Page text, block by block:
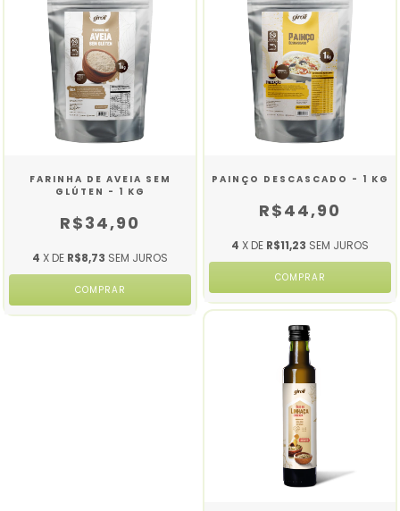
FARINHA DE AVEIA SEM
GLÚTEN - 1 KG
R$34,90
4 X DE R$8,73 SEM JUROS
PAINÇO DESCASCADO - 1 KG
R$44,90
4 X DE R$11,23 SEM JUROS